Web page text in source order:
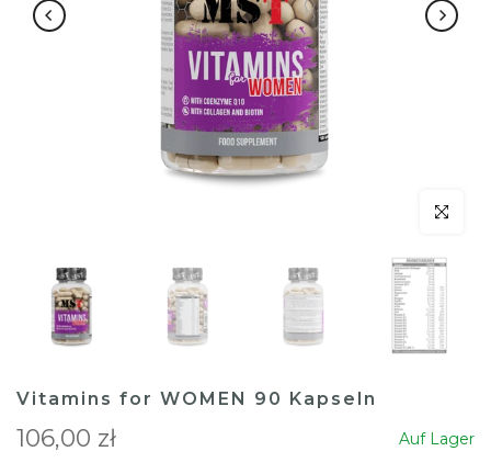
klicken
Vitamins for WOMEN 90 Kapseln
106,00 zł Auf Lager